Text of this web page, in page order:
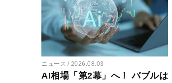
ニュース 2026.08.03
AI相場「第2幕」へ！ バブルは